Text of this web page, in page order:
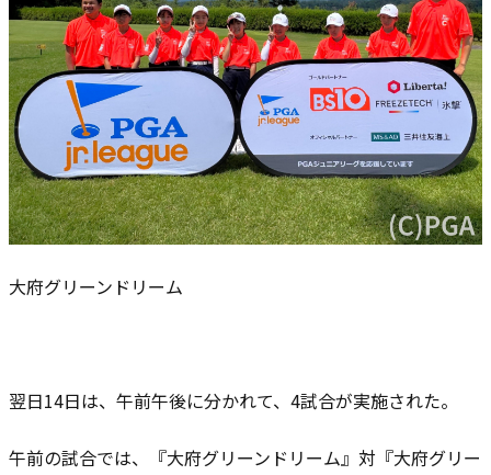
大府グリーンドリーム
翌日14日は、午前午後に分かれて、4試合が実施された。
午前の試合では、『大府グリーンドリーム』対『大府グリー